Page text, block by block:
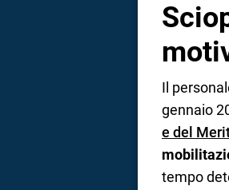
Il
gennaio
e del
tempo